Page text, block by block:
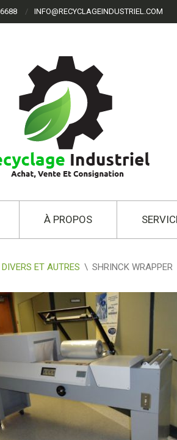
INFO@RECYCLAGEINDUSTRIEL.COM
À PROPOS
DIVERS ET AUTRES \ SHRINCK WRAPPER